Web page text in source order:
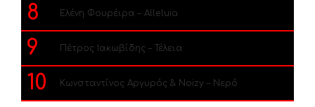
8 Ελένη Φουρέιρα – Alleluia
9 Πέτρος Ιακωβίδης – Τέλεια
10 Κωνσταντίνος Αργυρός & Noizy – Νερό